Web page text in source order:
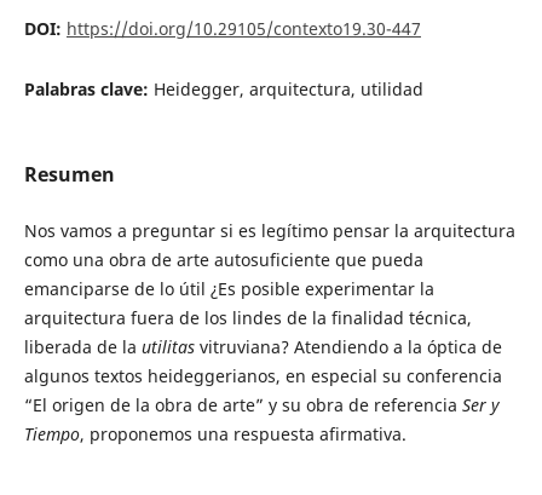
DOI: https://doi.org/10.29105/contexto19.30-447
Palabras clave: Heidegger, arquitectura, utilidad
Resumen
Nos vamos a preguntar si es legítimo pensar la arquitectura
como una obra de arte autosuficiente que pueda
emanciparse de lo útil ¿Es posible experimentar la
arquitectura fuera de los lindes de la finalidad técnica,
liberada de la utilitasvitruviana? Atendiendo a la óptica de
algunos textos heideggerianos, en especial su conferencia
“El origen de la obra de arte” y su obra de referencia Ser y
Tiempo, proponemos una respuesta afirmativa.